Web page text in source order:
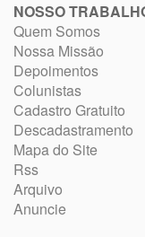
NOSSO
Quem Somos
Nossa Missão
Depoimentos
Colunistas
Cadastro Gratuito
Descadastramento
Mapa do Site
Rss
Arquivo
Anuncie